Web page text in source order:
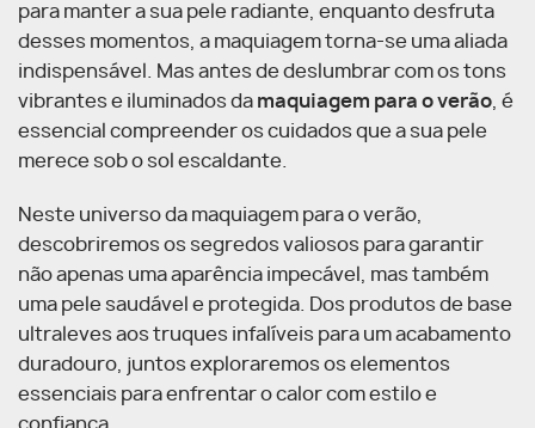
para manter a sua pele radiante, enquanto desfruta
desses momentos, a maquiagem torna-se uma aliada
indispensável. Mas antes de deslumbrar com os tons
vibrantes e iluminados da maquiagem para o verão , é
essencial compreender os cuidados que a sua pele
merece sob o sol escaldante.
Neste universo da maquiagem para o verão,
descobriremos os segredos valiosos para garantir
não apenas uma aparência impecável, mas também
uma pele saudável e protegida. Dos produtos de base
ultraleves aos truques infalíveis para um acabamento
duradouro, juntos exploraremos os elementos
essenciais para enfrentar o calor com estilo e